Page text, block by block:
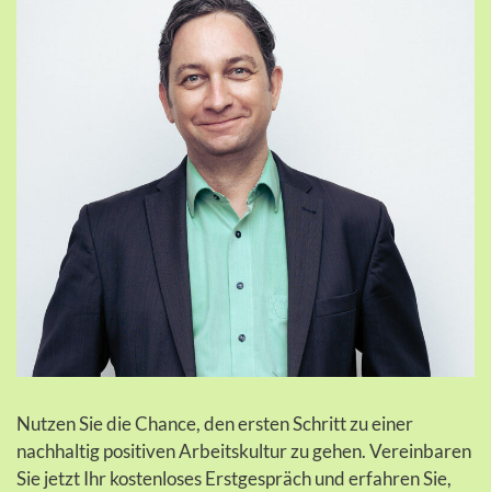
Nutzen Sie die Chance, den ersten Schritt zu einer
nachhaltig positiven Arbeitskultur zu gehen. Vereinbaren
Sie jetzt Ihr kostenloses Erstgespräch und erfahren Sie,